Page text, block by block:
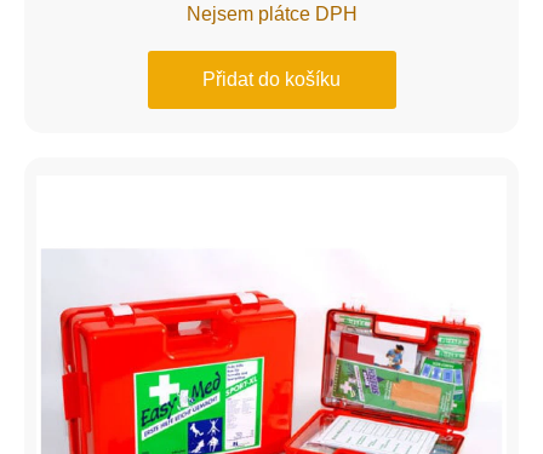
Nejsem plátce DPH
Přidat do košíku